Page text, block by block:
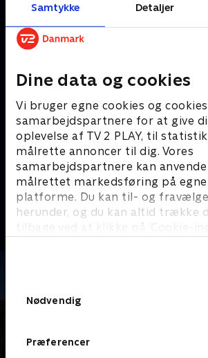
Samtykke Detaljer
Dine data og cookies
Vi bruger egne cookies og
samarbejdspartnere for at give
oplevelse af TV 2 PLAY, til
målrette annoncer til dig. Vores
samarbejdspartnere kan
målrettet markedsføring på egne
platforme. Du kan til- og
herunder, og du kan altid trække
tilbage ved at klikke på ’Cookie-
Nødvendig
Præferencer
Andre så også
Megafamilie - mor, far og 16
Dokumentar • 1 sæsoner